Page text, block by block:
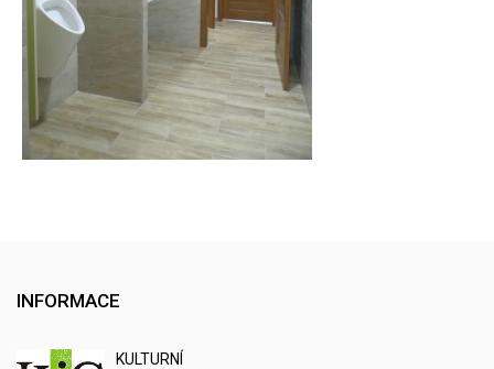
INFORMACE
KULTURNÍ